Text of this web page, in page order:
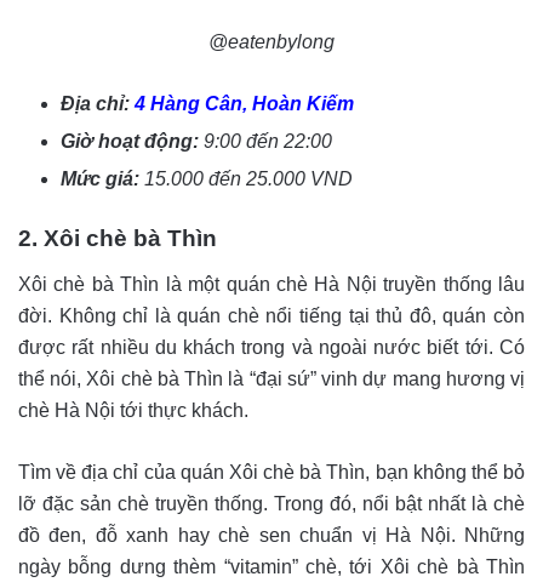
@eatenbylong
Địa chỉ:4 Hàng Cân, Hoàn Kiếm
Giờ hoạt động: 9:00 đến 22:00
Mức giá: 15.000 đến 25.000 VND
2. Xôi chè bà Thìn
Xôi chè bà Thìn là một quán chè Hà Nội truyền thống lâu
đời. Không chỉ là quán chè nổi tiếng tại thủ đô, quán còn
được rất nhiều du khách trong và ngoài nước biết tới. Có
thể nói, Xôi chè bà Thìn là “đại sứ” vinh dự mang hương vị
chè Hà Nội tới thực khách.
Tìm về địa chỉ của quán Xôi chè bà Thìn, bạn không thể bỏ
lỡ đặc sản chè truyền thống. Trong đó, nổi bật nhất là chè
đồ đen, đỗ xanh hay chè sen chuẩn vị Hà Nội. Những
ngày bỗng dưng thèm “vitamin” chè, tới Xôi chè bà Thìn